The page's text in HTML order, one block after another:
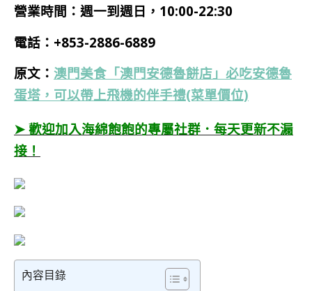
營業時間：週一到週日，10:00-22:30
電話：+853-2886-6889
原文： 澳門美食「澳門安德魯餅店」必吃安德魯
蛋塔，可以帶上飛機的伴手禮(菜單價位)
➤ 歡迎加入海綿飽飽的專屬社群．每天更新不漏
接！
內容目錄